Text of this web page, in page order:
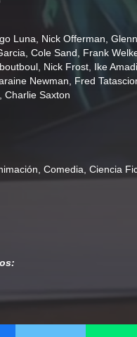
Luna Nick Offerman
Cole Sand Frank
Nick Frost Ike Amadi
Newman Fred
Charlie Saxton
Comedia Ciencia